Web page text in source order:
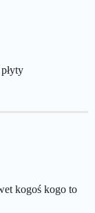
kogoś kogo to